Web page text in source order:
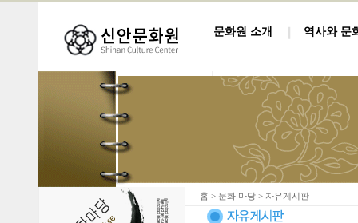
문화원 소개 역사와 문
홈 > 문화 마당 > 자유게시판